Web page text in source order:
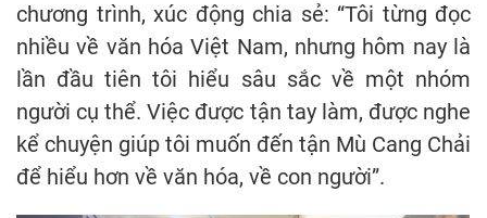
chương trình, xúc động chia sẻ: “Tôi từng đọc
nhiều về văn hóa Việt Nam, nhưng hôm nay là
lần đầu tiên tôi hiểu sâu sắc về một nhóm
người cụ thể. Việc được tận tay làm, được nghe
kể chuyện giúp tôi muốn đến tận Mù Cang Chải
để hiểu hơn về văn hóa, về con người”.